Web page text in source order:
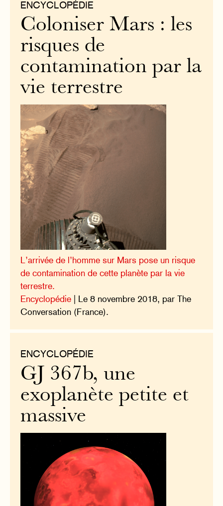
ENCYCLOPÉDIE
Coloniser Mars : les
risques de
contamination par la
vie terrestre
L’arrivée de l’homme sur Mars pose un risque
de contamination de cette planète par la vie
terrestre.
Encyclopédie | Le 8 novembre 2018, par The
Conversation (France).
ENCYCLOPÉDIE
GJ 367b, une
exoplanète petite et
massive